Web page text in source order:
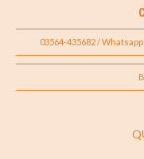
03564-435682 /